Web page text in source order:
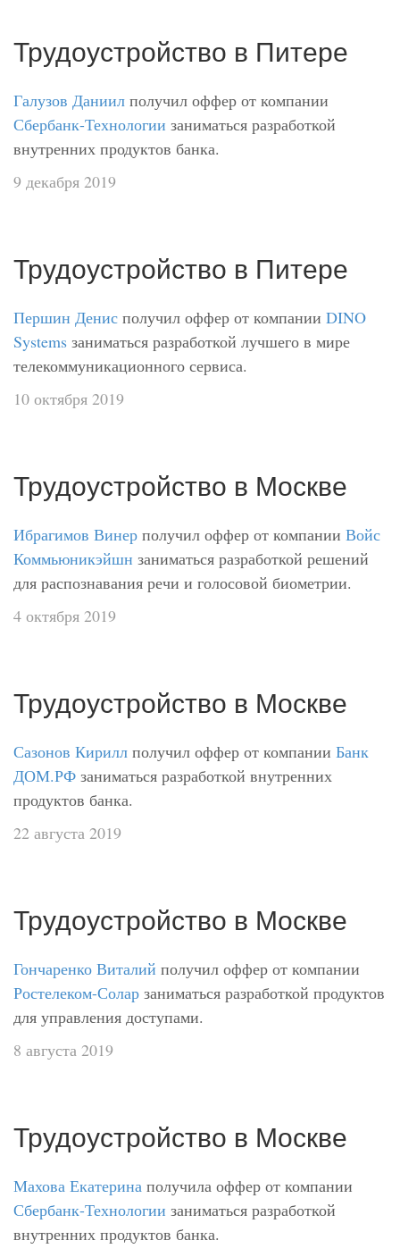
Трудоустройство в Питере
Галузов Даниил получил оффер от компании
Сбербанк-Технологии заниматься разработкой
внутренних продуктов банка.
9 декабря 2019
Трудоустройство в Питере
Першин Денис получил оффер от компании DINO
Systems заниматься разработкой лучшего в мире
телекоммуникационного сервиса.
10 октября 2019
Трудоустройство в Москве
Ибрагимов Винер получил оффер от компании Войс
Коммьюникэйшн заниматься разработкой решений
для распознавания речи и голосовой биометрии.
4 октября 2019
Трудоустройство в Москве
Сазонов Кирилл получил оффер от компании Банк
ДОМ.РФ заниматься разработкой внутренних
продуктов банка.
22 августа 2019
Трудоустройство в Москве
Гончаренко Виталий получил оффер от компании
Ростелеком-Солар заниматься разработкой продуктов
для управления доступами.
8 августа 2019
Трудоустройство в Москве
Махова Екатерина получила оффер от компании
Сбербанк-Технологии заниматься разработкой
внутренних продуктов банка.